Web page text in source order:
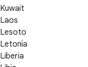
Kuwait
Laos
Lesoto
Letonia
Liberia